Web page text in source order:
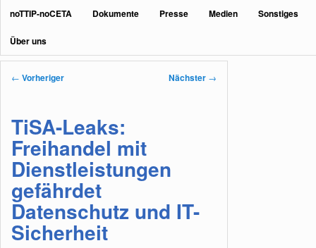
noTTIP-noCETA Dokumente Presse Medien Sonstiges
Über uns
Beitragsnavigation
← Vorheriger Nächster →
TiSA-Leaks:
Freihandel mit
Dienstleistungen
gefährdet
Datenschutz und IT-
Sicherheit